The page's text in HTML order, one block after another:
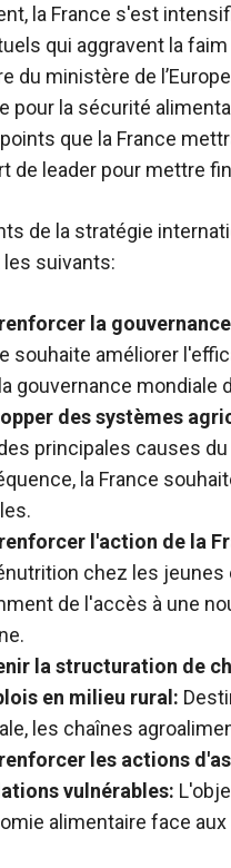
la France s'est
qui aggravent la
du ministère de
pour la sécurité
que la France
de leader pour mettre
de la stratégie
suivants:
la
souhaite améliorer
gouvernance mondiale
des systèmes
principales causes
la France
l'action de la
chez les
de l'accès à une
la structuration de
en milieu rural:
les chaînes
les actions
vulnérables:
alimentaire face